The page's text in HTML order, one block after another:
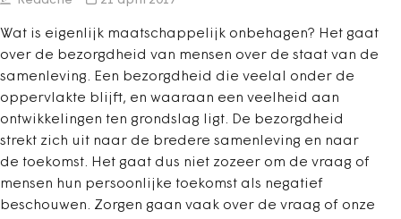
Wat is eigenlijk maatschappelijk onbehagen? Het gaat
over de bezorgdheid van mensen over de staat van de
samenleving. Een bezorgdheid die veelal onder de
oppervlakte blijft, en waaraan een veelheid aan
ontwikkelingen ten grondslag ligt. De bezorgdheid
strekt zich uit naar de bredere samenleving en naar
de toekomst. Het gaat dus niet zozeer om de vraag of
mensen hun persoonlijke toekomst als negatief
beschouwen. Zorgen gaan vaak over de vraag of onze